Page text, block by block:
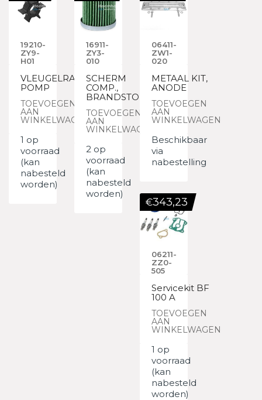
19210-
ZY9-
H01
VLEUGELRAD,
POMP
TOEVOEGEN
AAN
WINKELWAGEN
1 op
voorraad
(kan
nabesteld
worden)
16911-
ZY3-
010
SCHERM
COMP.,
BRANDSTOF Z
TOEVOEGEN
AAN
WINKELWAGEN
2 op
voorraad
(kan
nabesteld
worden)
06411-
ZW1-
020
METAAL KIT,
ANODE
TOEVOEGEN
AAN
WINKELWAGEN
Beschikbaar
via
nabestelling
06211-
ZZ0-
505
Servicekit BF
100 A
TOEVOEGEN
AAN
WINKELWAGEN
€343,23
1 op
voorraad
(kan
nabesteld
worden)